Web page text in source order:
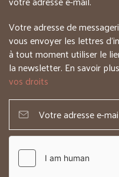
Votre adresse de
vous envoyer les lettres
à tout moment utiliser le
la newsletter. En savoir
vos droits